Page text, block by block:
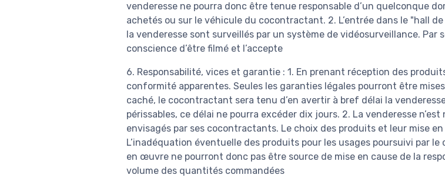
venderesse ne pourra donc être tenue responsable d’un quelconque
achetés ou sur le véhicule du cocontractant. 2. L’entrée dans le "hall
la venderesse sont surveillés par un système de vidéosurveillance.
conscience d’être filmé et l’accepte
6. Responsabilité, vices et garantie : 1. En prenant réception des
conformité apparentes. Seules les garanties légales pourront être
caché, le cocontractant sera tenu d’en avertir à bref délai la
périssables, ce délai ne pourra excéder dix jours. 2. La venderesse
envisagés par ses cocontractants. Le choix des produits et leur mise
L’inadéquation éventuelle des produits pour les usages poursuivi par
en œuvre ne pourront donc pas être source de mise en cause de la
volume des quantités commandées